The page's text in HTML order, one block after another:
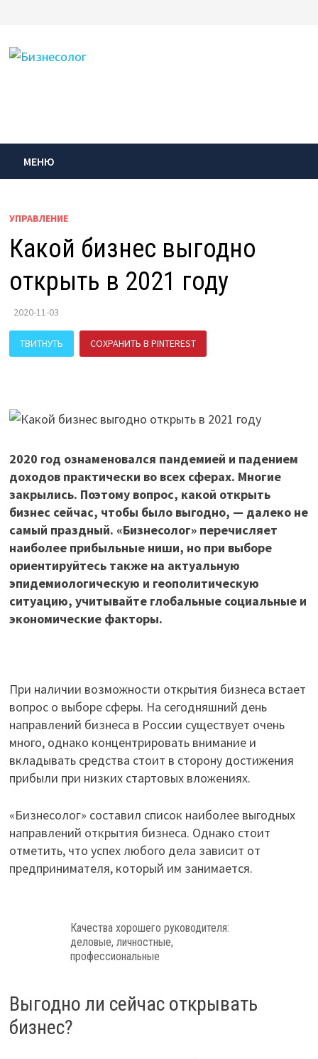
содержимому
МЕНЮ
УПРАВЛЕНИЕ
Какой бизнес выгодно
открыть в 2021 году
2020-11-03
ТВИТНУТЬ СОХРАНИТЬ В PINTEREST
2020 год ознаменовался пандемией и падением
доходов практически во всех сферах. Многие
закрылись. Поэтому вопрос, какой открыть
бизнес сейчас, чтобы было выгодно, — далеко не
самый праздный. «Бизнесолог» перечисляет
наиболее прибыльные ниши, но при выборе
ориентируйтесь также на актуальную
эпидемиологическую и геополитическую
ситуацию, учитывайте глобальные социальные и
экономические факторы.
При наличии возможности открытия бизнеса встает
вопрос о выборе сферы. На сегодняшний день
направлений бизнеса в России существует очень
много, однако концентрировать внимание и
вкладывать средства стоит в сторону достижения
прибыли при низких стартовых вложениях.
«Бизнесолог» составил список наиболее выгодных
направлений открытия бизнеса. Однако стоит
отметить, что успех любого дела зависит от
предпринимателя, который им занимается.
Качества хорошего руководителя:
деловые, личностные,
профессиональные
Выгодно ли сейчас открывать
бизнес?